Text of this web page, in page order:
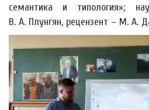
семантика и типология»;
В. А. Плунгян, рецензент – М. А.